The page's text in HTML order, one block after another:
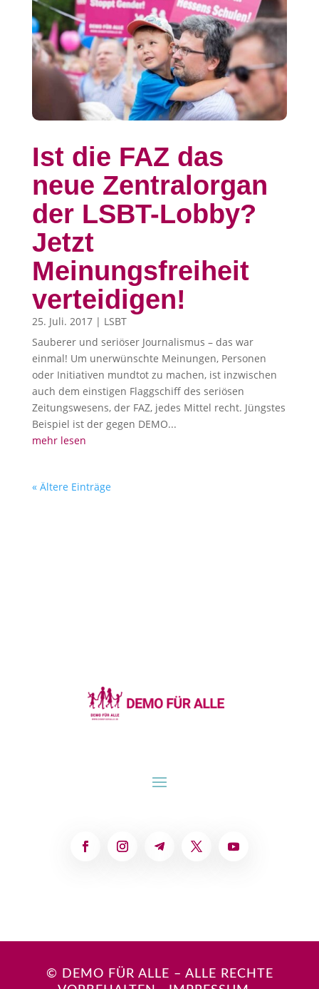
Ist die FAZ das
neue Zentralorgan
der LSBT-Lobby?
Jetzt
Meinungsfreiheit
verteidigen!
25. Juli. 2017| LSBT
Sauberer und seriöser Journalismus – das war
einmal! Um unerwünschte Meinungen, Personen
oder Initiativen mundtot zu machen, ist inzwischen
auch dem einstigen Flaggschiff des seriösen
Zeitungswesens, der FAZ, jedes Mittel recht. Jüngstes
Beispiel ist der gegen DEMO...
mehr lesen
« Ältere Einträge
© DEMO FÜR ALLE – ALLE RECHTE